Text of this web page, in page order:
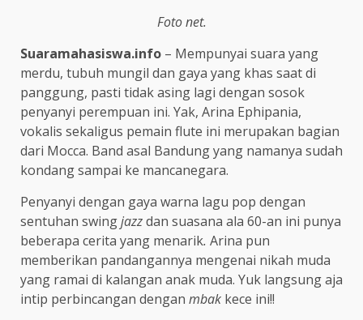
Foto net.
Suaramahasiswa.info – Mempunyai suara yang
merdu, tubuh mungil dan gaya yang khas saat di
panggung, pasti tidak asing lagi dengan sosok
penyanyi perempuan ini. Yak, Arina Ephipania,
vokalis sekaligus pemain flute ini merupakan bagian
dari Mocca. Band asal Bandung yang namanya sudah
kondang sampai ke mancanegara.
Penyanyi dengan gaya warna lagu pop dengan
sentuhan swingjazzdan suasana ala 60-an ini punya
beberapa cerita yang menarik. Arina pun
memberikan pandangannya mengenai nikah muda
yang ramai di kalangan anak muda. Yuk langsung aja
intip perbincangan dengan mbak kece ini!!